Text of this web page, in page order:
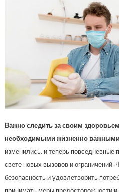
Важно следить за своим
необходимыми жизненно
изменились, и теперь
свете новых вызовов и ограничений.
безопасность и удовлетворить